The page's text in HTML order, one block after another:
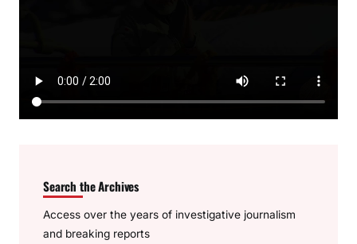
Search the Archives
Access over the years of investigative journalism
and breaking reports